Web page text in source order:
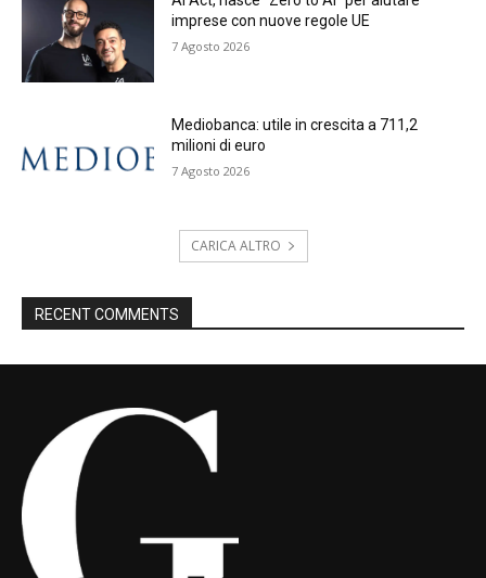
imprese con nuove regole UE
7 Agosto 2026
Mediobanca: utile in crescita a 711,2
milioni di euro
7 Agosto 2026
CARICA ALTRO
RECENT COMMENTS